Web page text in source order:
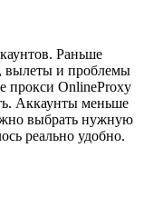
Раньше
вылеты и проблемы
прокси OnlineProxy
Аккаунты меньше
выбрать нужную
реально удобно.